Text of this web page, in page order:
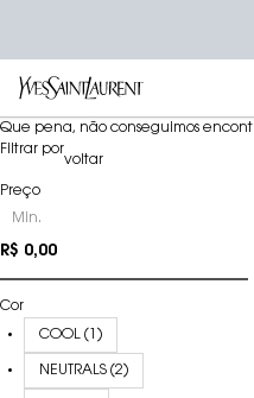
Main content
Que pena, não conseguimos
Refinements menu
Filtrar por
voltar
Preço
preço
Min.
R$ 0,00
R$ 3.070,00
Cor
COOL (1)
NEUTRALS (2)